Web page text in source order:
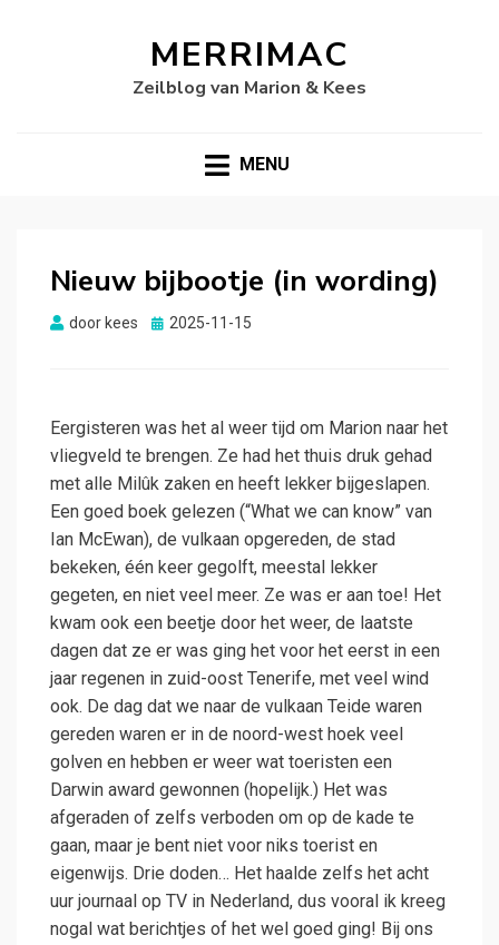
MERRIMAC
Zeilblog van Marion & Kees
MENU
Nieuw bijbootje (in wording)
door kees
Gepubliceerd
2025-11-15
Eergisteren was het al weer tijd om Marion naar het
vliegveld te brengen. Ze had het thuis druk gehad
met alle Milûk zaken en heeft lekker bijgeslapen.
Een goed boek gelezen (“What we can know” van
Ian McEwan), de vulkaan opgereden, de stad
bekeken, één keer gegolft, meestal lekker
gegeten, en niet veel meer. Ze was er aan toe! Het
kwam ook een beetje door het weer, de laatste
dagen dat ze er was ging het voor het eerst in een
jaar regenen in zuid-oost Tenerife, met veel wind
ook. De dag dat we naar de vulkaan Teide waren
gereden waren er in de noord-west hoek veel
golven en hebben er weer wat toeristen een
Darwin award gewonnen (hopelijk.) Het was
afgeraden of zelfs verboden om op de kade te
gaan, maar je bent niet voor niks toerist en
eigenwijs. Drie doden… Het haalde zelfs het acht
uur journaal op TV in Nederland, dus vooral ik kreeg
nogal wat berichtjes of het wel goed ging! Bij ons